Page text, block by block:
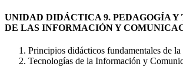
UNIDAD DIDÁCTICA 9. PEDAGOGÍA Y
DE LAS INFORMACIÓN Y
Principios didácticos fundamentales de la
Tecnologías de la Información y